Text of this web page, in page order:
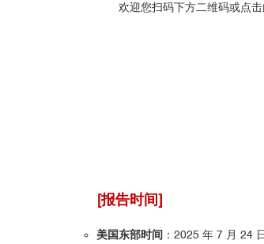
欢迎您扫码下方二维码或点
[报告时间]
美国东部时间 ：2025 年 7 月 24